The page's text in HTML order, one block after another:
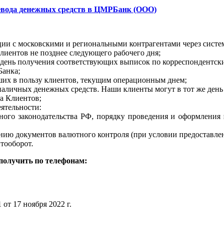
денежных средств в ЦМРБанк (ООО)
с московскими и региональными контрагентами через
не позднее следующего рабочего дня;
получения соответствующих выписок по
в пользу клиентов, текущим операционным днем;
денежных средств. Наши клиенты могут в тот же день
Клиентов;
законодательства РФ, порядку проведения и
документов валютного контроля (при условии
по телефонам:
17 ноября 2022 г.